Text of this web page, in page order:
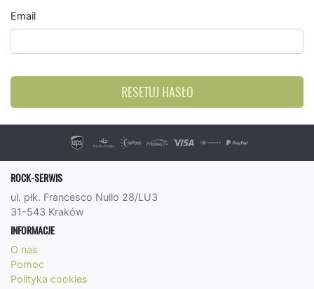
Email
RESETUJ HASŁO
ROCK-SERWIS
ul. płk. Francesco Nullo 28/LU3
31-543 Kraków
INFORMACJE
O nas
Pomoc
Polityka cookies